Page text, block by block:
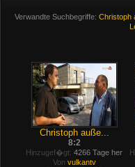
Verwandte Suchbegriffe: Christoph
Christoph auße...
8:2
Hinzugef�gt: 4266 Tage her
Von vulkantv